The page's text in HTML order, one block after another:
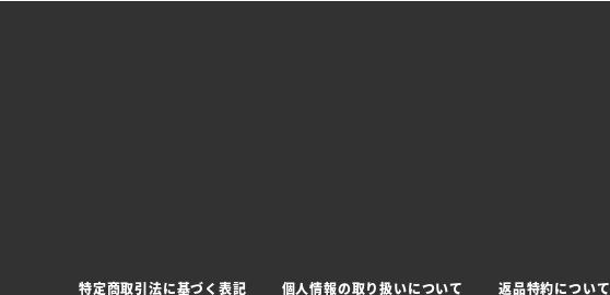
特定商取引法に基づく表記 個人情報の取り扱いについて 返品特約について